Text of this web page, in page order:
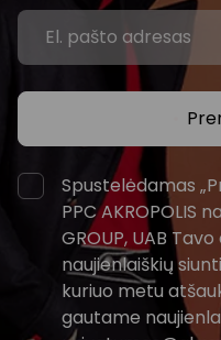
Spustelėdamas
PPC AKROPOLIS
GROUP, UAB
naujienlaiškių
kuriuo metu
gautame